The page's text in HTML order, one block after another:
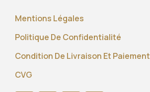
Mentions Légales
Politique De Confidentialité
Condition De Livraison Et Paiement
CVG